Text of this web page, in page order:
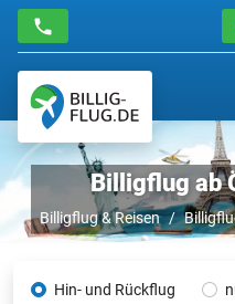
Billigflug ab
Billigflug & Reisen
Hin- und Rückflug